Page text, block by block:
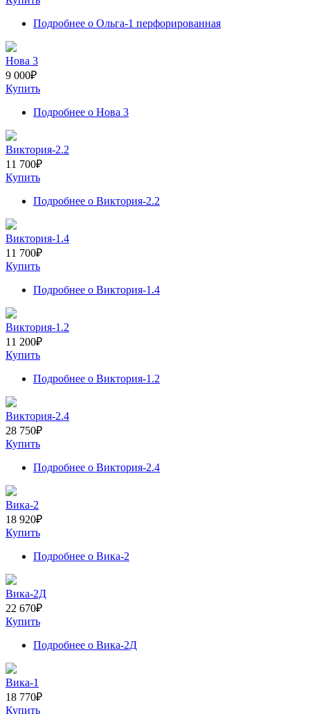
Подробнее о Ольга-1 перфорированная
Нова 3
9 000₽
Купить
Подробнее о Нова 3
Виктория-2.2
11 700₽
Купить
Подробнее о Виктория-2.2
Виктория-1.4
11 700₽
Купить
Подробнее о Виктория-1.4
Виктория-1.2
11 200₽
Купить
Подробнее о Виктория-1.2
Виктория-2.4
28 750₽
Купить
Подробнее о Виктория-2.4
Вика-2
18 920₽
Купить
Подробнее о Вика-2
Вика-2Д
22 670₽
Купить
Подробнее о Вика-2Д
Вика-1
18 770₽
Купить